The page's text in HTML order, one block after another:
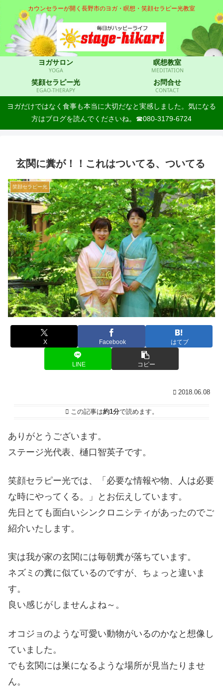
カウンセラーが開く長野市のヨガ・瞑想・笑顔セラピー光教室
ヨガサロン
YOGA
瞑想教室
MEDITATION
笑顔セラピー光
EGAO-THERAPY
お問合せ
CONTACT
ヨガだけではなく食事も本当に大切だなと実感しました。気になる
方はブログを読んでくださいね。☎080-3179-6724
玄関に糞が！！これはついてる、ついてる
笑顔セラピー光
X Facebook はてブ
LINE コピー
2018.06.08
この記事は約1分で読めます。
ありがとうございます。
ステージ光代表、樋口智英子です。
笑顔セラピー光では、「必要な情報や物、人は必要
な時にやってくる。」とお伝えしています。
先日とても面白いシンクロニシティがあったのでご
紹介いたします。
実は我が家の玄関には毎朝糞が落ちています。
ネズミの糞に似ているのですが、ちょっと違いま
す。
良い感じがしませんよね～。
オコジョのような可愛い動物がいるのかなと想像し
ていました。
でも玄関には巣になるような場所が見当たりませ
ん。